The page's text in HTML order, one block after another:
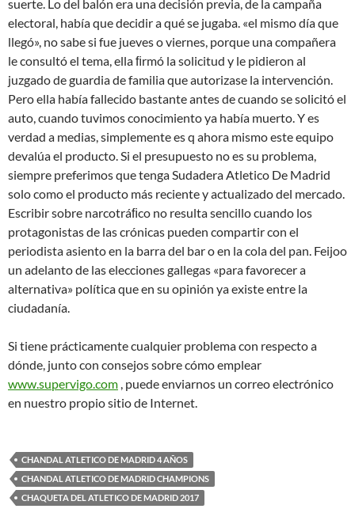
suerte. Lo del balón era una decisión previa, de la campaña
electoral, había que decidir a qué se jugaba. «el mismo día que
llegó», no sabe si fue jueves o viernes, porque una compañera
le consultó el tema, ella ﬁrmó la solicitud y le pidieron al
juzgado de guardia de familia que autorizase la intervención.
Pero ella había fallecido bastante antes de cuando se solicitó el
auto, cuando tuvimos conocimiento ya había muerto. Y es
verdad a medias, simplemente es q ahora mismo este equipo
devalúa el producto. Si el presupuesto no es su problema,
siempre preferimos que tenga Sudadera Atletico De Madrid
solo como el producto más reciente y actualizado del mercado.
Escribir sobre narcotráﬁco no resulta sencillo cuando los
protagonistas de las crónicas pueden compartir con el
periodista asiento en la barra del bar o en la cola del pan. Feijoo
un adelanto de las elecciones gallegas «para favorecer a
alternativa» política que en su opinión ya existe entre la
ciudadanía.
Si tiene prácticamente cualquier problema con respecto a
dónde, junto con consejos sobre cómo emplear
www.supervigo.com , puede enviarnos un correo electrónico
en nuestro propio sitio de Internet.
CHANDAL ATLETICO DE MADRID 4 AÑOS
CHANDAL ATLETICO DE MADRID CHAMPIONS
CHAQUETA DEL ATLETICO DE MADRID 2017